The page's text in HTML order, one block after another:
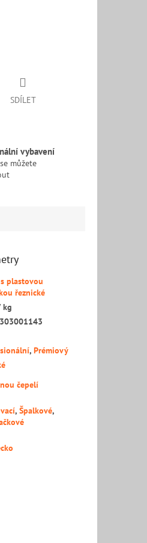
SDÍLET
vybavení
můžete
plastovou
řeznické
kg
,Prémiový
čepelí
,Špalkové,